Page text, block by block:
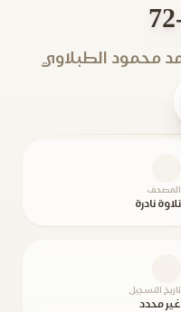
محمود الطبلاوي
المصحف
تلاوة نادرة
تاريخ التسجيل
غير محدد